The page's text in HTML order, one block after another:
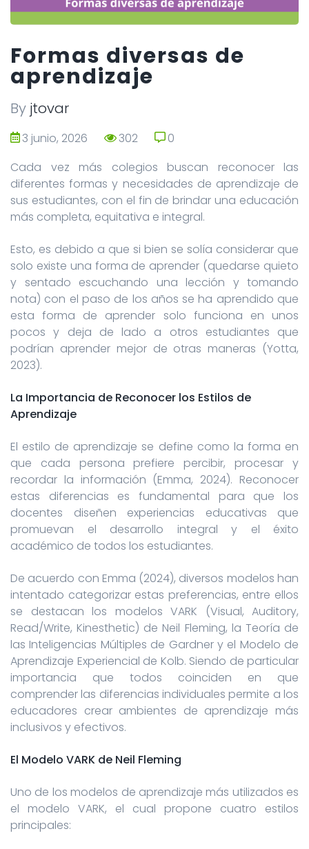
Formas diversas de
aprendizaje
By jtovar
3 junio, 2026 302
0
Cada vez más colegios buscan reconocer las
diferentes formas y necesidades de aprendizaje de
sus estudiantes, con el fin de brindar una educación
más completa, equitativa e integral.
Esto, es debido a que si bien se solía considerar que
solo existe una forma de aprender (quedarse quieto
y sentado escuchando una lección y tomando
nota) con el paso de los años se ha aprendido que
esta forma de aprender solo funciona en unos
pocos y deja de lado a otros estudiantes que
podrían aprender mejor de otras maneras (Yotta,
2023).
La Importancia de Reconocer los Estilos de
Aprendizaje
El estilo de aprendizaje se define como la forma en
que cada persona prefiere percibir, procesar y
recordar la información (Emma, 2024). Reconocer
estas diferencias es fundamental para que los
docentes diseñen experiencias educativas que
promuevan el desarrollo integral y el éxito
académico de todos los estudiantes.
De acuerdo con Emma (2024), diversos modelos han
intentado categorizar estas preferencias, entre ellos
se destacan los modelos VARK (Visual, Auditory,
Read/Write, Kinesthetic) de Neil Fleming, la Teoría de
las Inteligencias Múltiples de Gardner y el Modelo de
Aprendizaje Experiencial de Kolb. Siendo de particular
importancia que todos coinciden en que
comprender las diferencias individuales permite a los
educadores crear ambientes de aprendizaje más
inclusivos y efectivos.
El Modelo VARK de Neil Fleming
Uno de los modelos de aprendizaje más utilizados es
el modelo VARK, el cual propone cuatro estilos
principales: